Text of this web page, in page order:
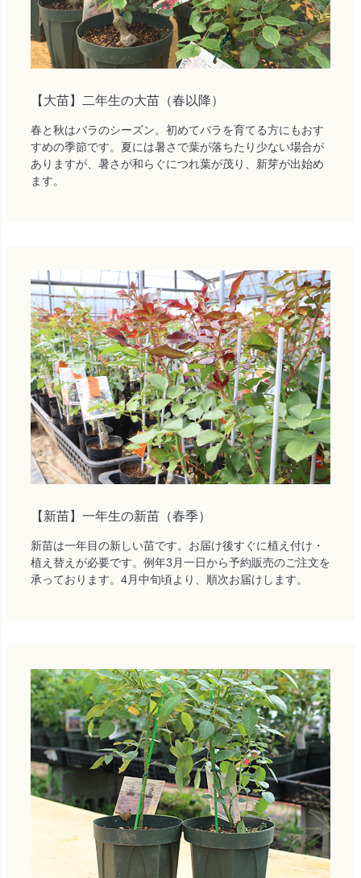
【大苗】二年生の大苗（春以降）
春と秋はバラのシーズン。初めてバラを育てる方にもおす
すめの季節です。夏には暑さで葉が落ちたり少ない場合が
ありますが、暑さが和らぐにつれ葉が茂り、新芽が出始め
ます。
【新苗】一年生の新苗（春季）
新苗は一年目の新しい苗です。お届け後すぐに植え付け・
植え替えが必要です。例年3月一日から予約販売のご注文を
承っております。4月中旬頃より、順次お届けします。